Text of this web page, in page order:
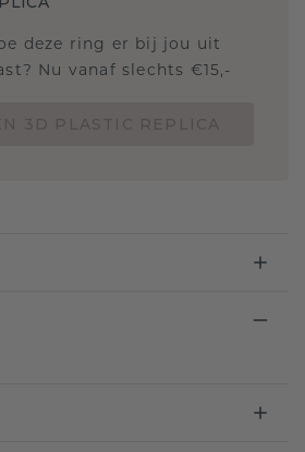
deze ring er bij jou uit
Nu vanaf slechts €15,-